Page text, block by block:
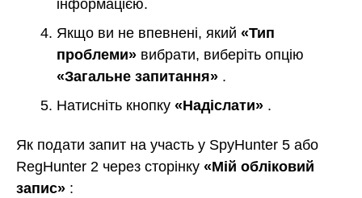
інформацією.
Якщо ви не впевнені, який «Тип
проблеми» вибрати, виберіть опцію
«Загальне запитання» .
Натисніть кнопку «Надіслати» .
Як подати запит на участь у SpyHunter 5 або
RegHunter 2 через сторінку «Мій обліковий
запис» :